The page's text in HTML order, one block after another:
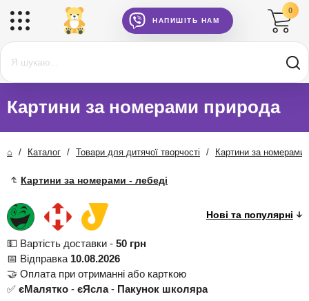
НАПИШІТЬ НАМ
0
Картини за номерами природа
⌂ / Каталог / Товари для дитячої творчості / Картини за номерами
Картини за номерами - лебеді
💵 Вартість доставки - 50 грн
📅 Відправка 10.08.2026
🤝 Оплата при отриманні або карткою
✅ єМалятко - єЯсла- Пакунок школяра